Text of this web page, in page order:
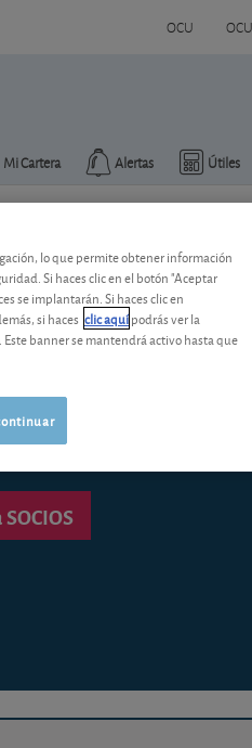
OCU
Útiles
Alertas
Mi Cartera
se debilita
por salir del
gracias a que el euro
lo que permite obtener información
Si haces clic en el botón "Aceptar
se implantarán. Si haces clic en
si haces clic aquípodrás ver la
banner se mantendrá activo hasta que